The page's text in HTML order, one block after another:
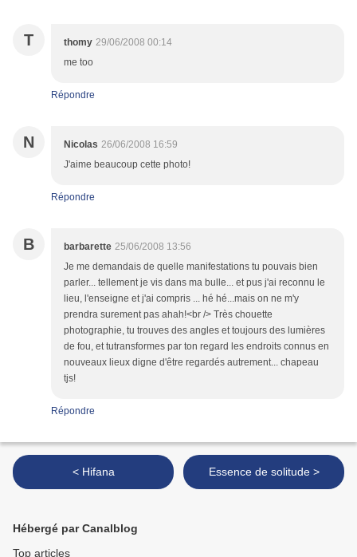
T thomy 29/06/2008 00:14
me too
Répondre
N Nicolas 26/06/2008 16:59
J'aime beaucoup cette photo!
Répondre
B barbarette 25/06/2008 13:56
Je me demandais de quelle manifestations tu pouvais bien
parler... tellement je vis dans ma bulle... et pus j'ai reconnu le
lieu, l'enseigne et j'ai compris ... hé hé...mais on ne m'y
prendra surement pas ahah!<br /> Très chouette
photographie, tu trouves des angles et toujours des lumières
de fou, et tutransformes par ton regard les endroits connus en
nouveaux lieux digne d'être regardés autrement... chapeau
tjs!
Répondre
< Hifana Essence de solitude >
Hébergé par Canalblog
Top articles